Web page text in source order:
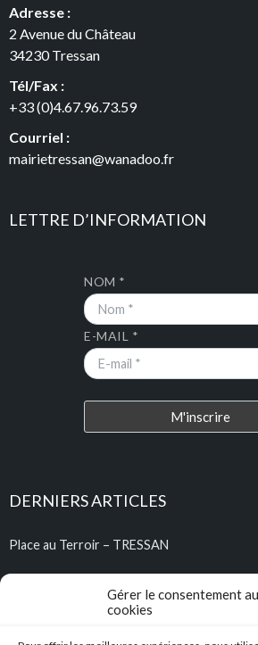
Gérer le consentement
cookies
Adresse :
2 Avenue du Château
34230 Tressan
Tél/Fax :
+33 (0)4.67.96.73.59
Courriel :
mairietressan@wanadoo.fr
LETTRE D’INFORMATION
NOM *
E-MAIL *
DERNIERS ARTICLES
Place au Terroir – TRESSAN